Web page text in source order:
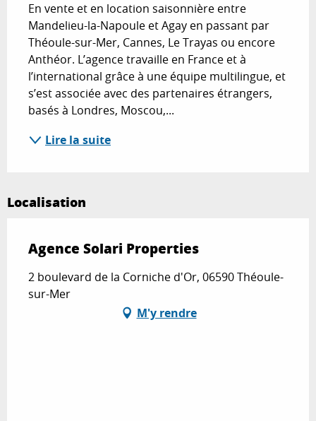
En vente et en location saisonnière entre
Mandelieu-la-Napoule et Agay en passant par
Théoule-sur-Mer, Cannes, Le Trayas ou encore
Anthéor. L’agence travaille en France et à
l’international grâce à une équipe multilingue, et
s’est associée avec des partenaires étrangers,
basés à Londres, Moscou,...
Lire la suite
Localisation
Agence Solari Properties
2 boulevard de la Corniche d'Or, 06590 Théoule-
sur-Mer
M'y rendre